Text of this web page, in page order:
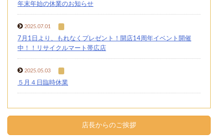
年末年始の休業のお知らせ
2025.07.01
7月1日より、もれなくプレゼント！開店14周年イベント開催
中！！リサイクルマート帯広店
2025.05.03
５月４日臨時休業
店長からのご挨拶